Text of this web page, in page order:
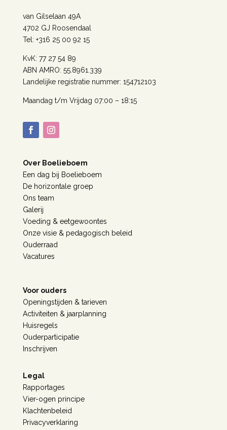
van Gilselaan 49A
4702 GJ Roosendaal
Tel: +316 25 00 92 15
KvK: 77 27 54 89
ABN AMRO: 55.8961.339
Landelijke registratie nummer: 154712103
Maandag t/m Vrijdag 07:00 – 18:15
Over Boelieboem
Een dag bij Boelieboem
De horizontale groep
Ons team
Galerij
Voeding & eetgewoontes
Onze visie & pedagogisch beleid
Ouderraad
Vacatures
Voor ouders
Openingstijden & tarieven
Activiteiten & jaarplanning
Huisregels
Ouderparticipatie
Inschrijven
Legal
Rapportages
Vier-ogen principe
Klachtenbeleid
Privacyverklaring